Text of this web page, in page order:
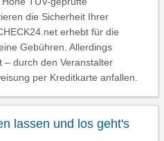
die Sicherheit Ihrer
erhebt für die
Gebühren. Allerdings
– durch den Veranstalter
per Kreditkarte anfallen.
lassen und los geht's